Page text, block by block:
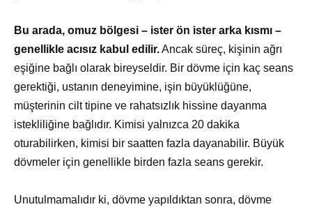
Bu arada, omuz bölgesi – ister ön ister arka kısmı –
genellikle acısız kabul edilir.Ancak süreç, kişinin ağrı
eşiğine bağlı olarak bireyseldir. Bir dövme için kaç seans
gerektiği, ustanın deneyimine, işin büyüklüğüne,
müşterinin cilt tipine ve rahatsızlık hissine dayanma
istekliliğine bağlıdır. Kimisi yalnızca 20 dakika
oturabilirken, kimisi bir saatten fazla dayanabilir. Büyük
dövmeler için genellikle birden fazla seans gerekir.
Unutulmamalıdır ki, dövme yapıldıktan sonra, dövme